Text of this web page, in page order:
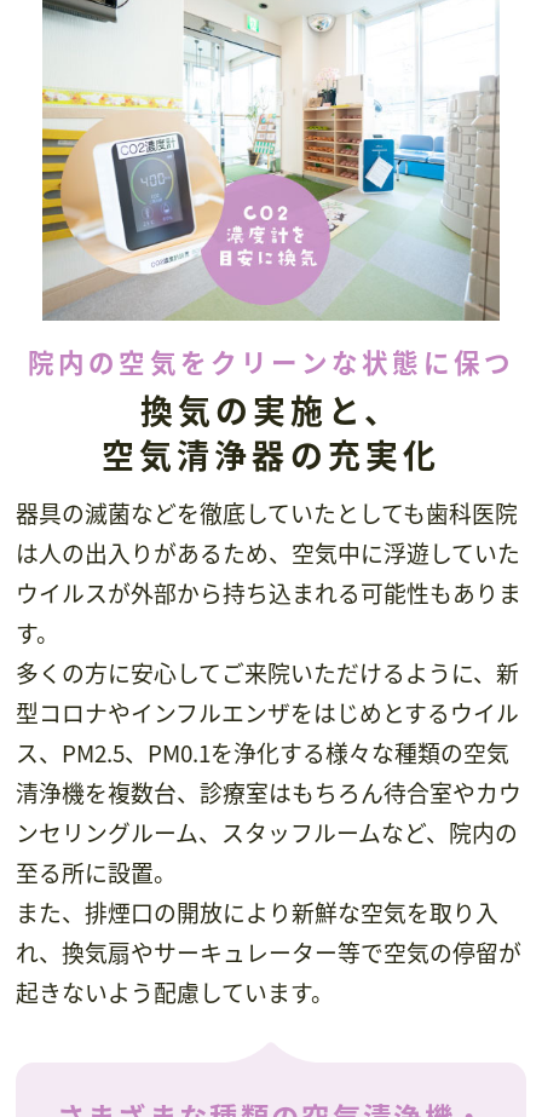
院内の空気をクリーンな状態に保つ
換気の実施と、
空気清浄器の充実化
器具の滅菌などを徹底していたとしても歯科医院
は人の出入りがあるため、空気中に浮遊していた
ウイルスが外部から持ち込まれる可能性もありま
す。
多くの方に安心してご来院いただけるように、新
型コロナやインフルエンザをはじめとするウイル
ス、PM2.5、PM0.1を浄化する様々な種類の空気
清浄機を複数台、診療室はもちろん待合室やカウ
ンセリングルーム、スタッフルームなど、院内の
至る所に設置。
また、排煙口の開放により新鮮な空気を取り入
れ、換気扇やサーキュレーター等で空気の停留が
起きないよう配慮しています。